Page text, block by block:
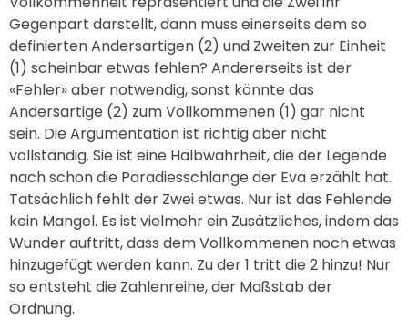
Gegenpart darstellt, dann muss einerseits dem so
definierten Andersartigen (2) und Zweiten zur Einheit
(1) scheinbar etwas fehlen? Andererseits ist der
«Fehler» aber notwendig, sonst könnte das
Andersartige (2) zum Vollkommenen (1) gar nicht
sein. Die Argumentation ist richtig aber nicht
vollständig. Sie ist eine Halbwahrheit, die der Legende
nach schon die Paradiesschlange der Eva erzählt hat.
Tatsächlich fehlt der Zwei etwas. Nur ist das Fehlende
kein Mangel. Es ist vielmehr ein Zusätzliches, indem das
Wunder auftritt, dass dem Vollkommenen noch etwas
hinzugefügt werden kann. Zu der 1 tritt die 2 hinzu! Nur
so entsteht die Zahlenreihe, der Maßstab der
Ordnung.